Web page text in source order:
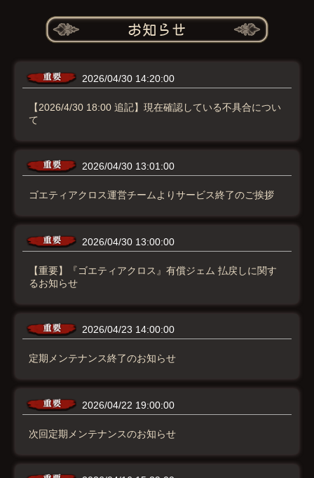
2026/04/30 14:20:00
【2026/4/30 18:00 追記】現在確認している不具合につい
て
2026/04/30 13:01:00
ゴエティアクロス運営チームよりサービス終了のご挨拶
2026/04/30 13:00:00
【重要】『ゴエティアクロス』有償ジェム 払戻しに関す
るお知らせ
2026/04/23 14:00:00
定期メンテナンス終了のお知らせ
2026/04/22 19:00:00
次回定期メンテナンスのお知らせ